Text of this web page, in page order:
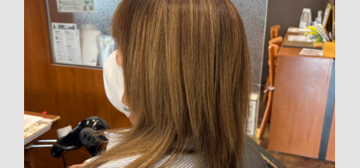
2025年12月 [7]
2025年11月 [12]
2025年10月 [16]
2025年9月 [15]
2025年8月 [13]